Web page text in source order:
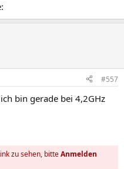
#557
bin gerade bei 4,2GHz
zu sehen, bitteAnmelden